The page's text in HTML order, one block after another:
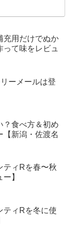
充用だけでぬか
て味をレビュ
ーメールは登
？食べ方＆初め
【新潟・佐渡名
ティRを春〜秋
】
ティRを冬に使